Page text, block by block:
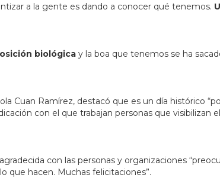
a la gente es dando a conocer qué tenemos.
biológica y la boa que tenemos se ha
Cuan Ramírez, destacó que es un día histórico
con el que trabajan personas que visibilizan
con las personas y organizaciones
que hacen. Muchas felicitaciones”.